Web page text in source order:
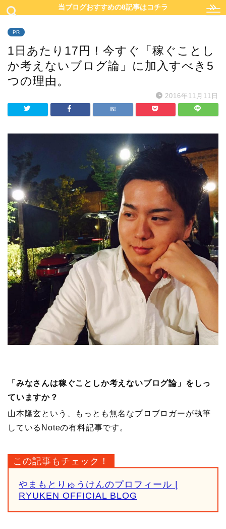
当ブログおすすめの8記事はコチラ
PR
1日あたり17円！今すぐ「稼ぐことし
か考えないブログ論」に加入すべき5
つの理由。
2016年11月11日
「みなさんは稼ぐことしか考えないブログ論」をしっ
ていますか？
山本隆玄という、もっとも無名なプロブロガーが執筆
しているNoteの有料記事です。
この記事もチェック！
やまもとりゅうけんのプロフィール |
RYUKEN OFFICIAL BLOG